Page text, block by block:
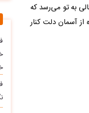
به تو می‌رسد که
آسمان دلت کنار